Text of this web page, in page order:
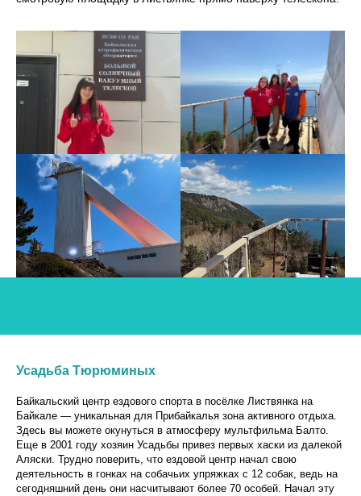
Усадьба Тюрюминых
Байкальский центр ездового спорта в посёлке Листвянка на
Байкале — уникальная для Прибайкалья зона активного отдыха.
Здесь вы можете окунуться в атмосферу мультфильма Балто.
Еще в 2001 году хозяин Усадьбы привез первых хаски из далекой
Аляски. Трудно поверить, что ездовой центр начал свою
деятельность в гонках на собачьих упряжках с 12 собак, ведь на
сегодняшний день они насчитывают более 70 особей. Начал эту